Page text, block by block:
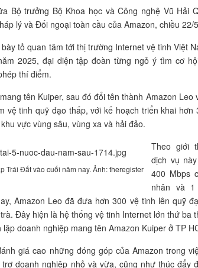
Bộ trưởng Bộ Khoa học và Công nghệ Vũ Hải
lý và Đối ngoại toàn cầu của Amazon, chiều 22/
tỏ quan tâm tới thị trường Internet vệ tinh Việt
2025, đại diện tập đoàn từng ngỏ ý tìm cơ
thí điểm.
tên Kuiper, sau đó đổi tên thành Amazon Leo
vệ tinh quỹ đạo thấp, với kế hoạch triển khai hơn
vực vùng sâu, vùng xa và hải đảo.
Trái Đất vào cuối năm nay. Ảnh: theregister
Theo giới
dịch vụ
400 Mbps
nhân và 1
Amazon Leo đã đưa hơn 300 vệ tinh lên quỹ
Đây hiện là hệ thống vệ tinh Internet lớn thứ ba
doanh nghiệp mang tên Amazon Kuiper ở TP
giá cao những đóng góp của Amazon trong
doanh nghiệp nhỏ và vừa, cũng như thúc đẩy